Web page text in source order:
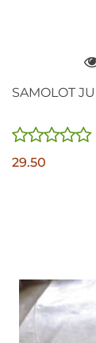
SAMOLOT
29.50